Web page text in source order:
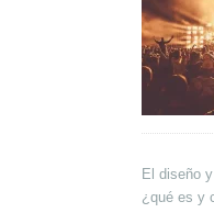
El diseño
¿qué es y